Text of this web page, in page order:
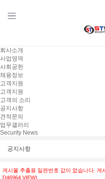
회사소개
사업영역
사회공헌
채용정보
고객지원
고객지원
고객의 소리
공지사항
견적문의
업무갤러리
Security News
공지사항
게시물 추출용 일련번호 값이 없습니다.
D46964,VIEW)